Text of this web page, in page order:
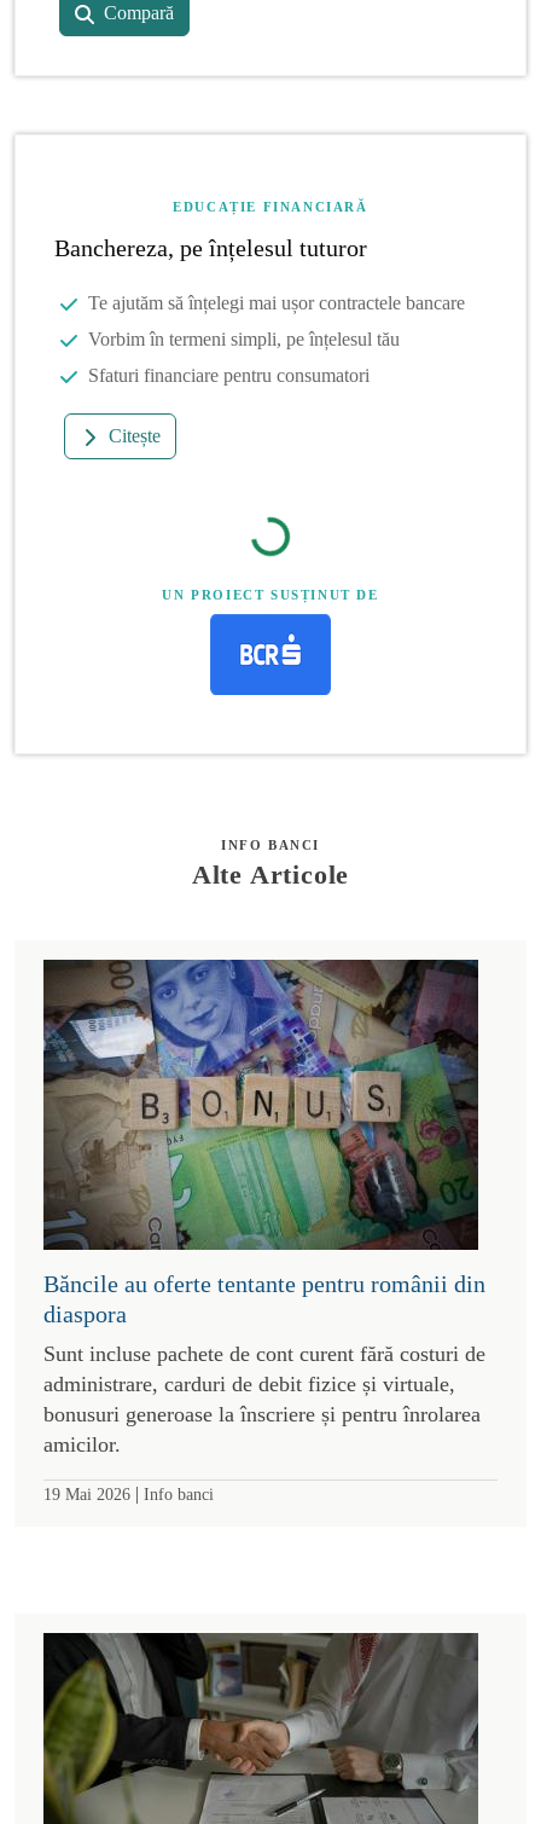
Compară
EDUCAȚIE FINANCIARĂ
Banchereza, pe înțelesul tuturor
Te ajutăm să înțelegi mai ușor contractele bancare
Vorbim în termeni simpli, pe înțelesul tău
Sfaturi financiare pentru consumatori
Citește
UN PROIECT SUSȚINUT DE
INFO BANCI
Alte Articole
Băncile au oferte tentante pentru românii din
diaspora
Sunt incluse pachete de cont curent fără costuri de
administrare, carduri de debit fizice și virtuale,
bonusuri generoase la înscriere și pentru înrolarea
amicilor.
19 Mai 2026 | Info banci